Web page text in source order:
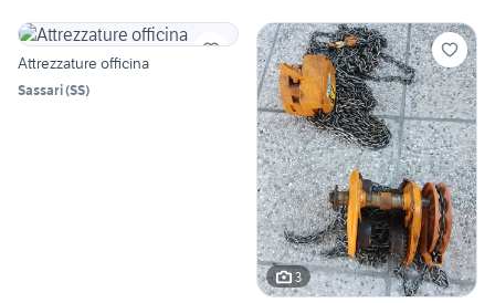
Attrezzature officina
Sassari(SS)
3